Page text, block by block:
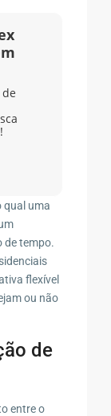
qual uma
de tempo.
flexível
ou não
de
entre o